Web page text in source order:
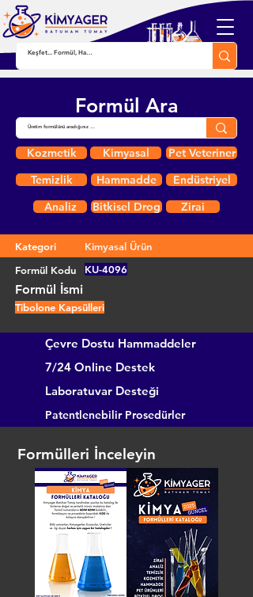
Formül Ara
Kozmetik Kimyasal
Pet Veteriner
Temizlik
Hammadde
Endüstriyel
Analiz
Bitkisel Drog Zirai
Kategori
Kimyasal Ürün
Formül Kodu
KU-4096
Formül İsmi
Tibolone Kapsülleri
Çevre Dostu Hammaddeler
7/24 Online Destek
Laboratuvar Desteği
Patentlenebilir Prosedürler
Formülleri İnceleyin